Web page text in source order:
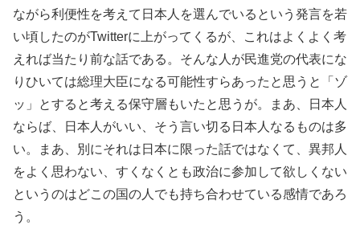
ながら利便性を考えて日本人を選んでいるという発言を若
い頃したのがTwitterに上がってくるが、これはよくよく考
えれば当たり前な話である。そんな人が民進党の代表にな
りひいては総理大臣になる可能性すらあったと思うと「ゾ
ッ」とすると考える保守層もいたと思うが。まあ、日本人
ならば、日本人がいい、そう言い切る日本人なるものは多
い。まあ、別にそれは日本に限った話ではなくて、異邦人
をよく思わない、すくなくとも政治に参加して欲しくない
というのはどこの国の人でも持ち合わせている感情であろ
う。